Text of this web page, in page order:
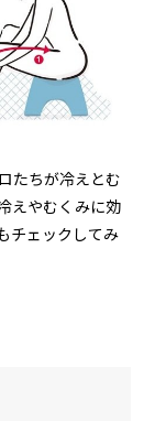
たちが冷えとむ
えやむくみに効
チェックしてみ